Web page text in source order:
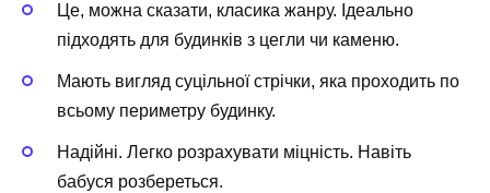
Це, можна сказати, класика жанру. Ідеально
підходять для будинків з цегли чи каменю.
Мають вигляд суцільної стрічки, яка проходить по
всьому периметру будинку.
Надійні. Легко розрахувати міцність. Навіть
бабуся розбереться.